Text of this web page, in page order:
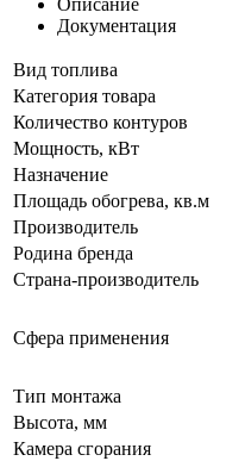
Документация
Вид топлива
Категория товара
Количество контуров
Мощность, кВт
Назначение
Площадь обогрева, кв.м
Производитель
Родина бренда
Страна-производитель
Сфера применения
Тип монтажа
Высота, мм
Камера сгорания